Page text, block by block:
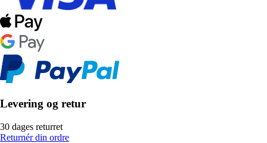
Levering og retur
30 dages returret
Returnér din ordre